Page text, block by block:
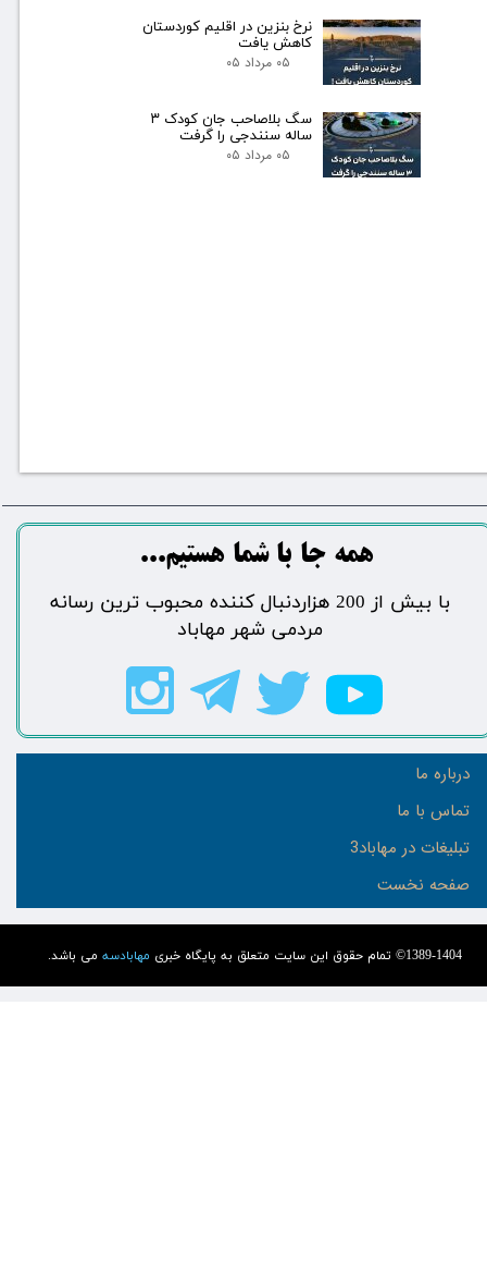
نرخ بنزین در اقلیم کوردستان
کاهش یافت
۰۵ مرداد ۰۵
سگ بلاصاحب جان کودک ۳
ساله سنندجی را گرفت
۰۵ مرداد ۰۵
1389-1404© تمام حقوق این سایت متعلق به پایگاه خبری مهابادسه می باشد.
درباره ما
تماس با ما
تبلیغات در مهاباد3
صفحه نخست
​​​همه جا با شما هستیم...​​​​​​​​​​​​​​
​با بیش از 200 هزاردنبال کننده محبوب ترین رسانه
مردمی شهر مهاباد​​​​​​​​​​​​​​